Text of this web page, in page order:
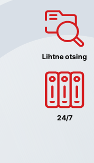
Lihtne otsing
24/7